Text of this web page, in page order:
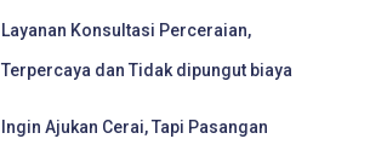
Layanan Konsultasi Perceraian,
Terpercaya dan Tidak dipungut biaya
Ingin Ajukan Cerai, Tapi Pasangan